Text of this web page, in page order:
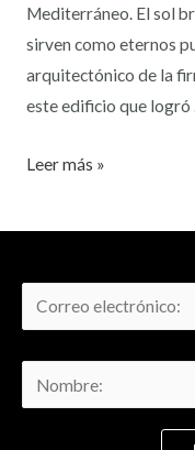
Mediterráneo. El sol
sirven como eternos
arquitectónico de la
este edificio que logró
Leer más »